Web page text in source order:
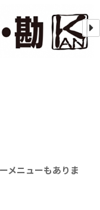
メニューもありま